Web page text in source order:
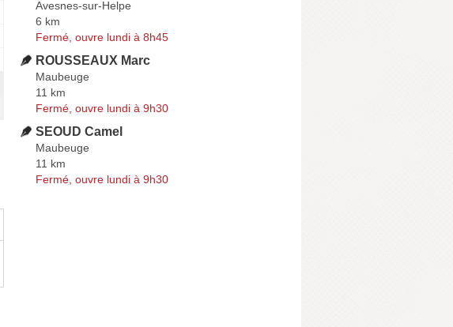
Avesnes-sur-Helpe
6 km
Fermé, ouvre lundi à 8h45
ROUSSEAUX Marc
Maubeuge
11 km
Fermé, ouvre lundi à 9h30
SEOUD Camel
Maubeuge
11 km
Fermé, ouvre lundi à 9h30